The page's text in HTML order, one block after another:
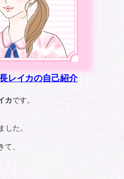
レイカの自己紹介
カです。
した。
て、